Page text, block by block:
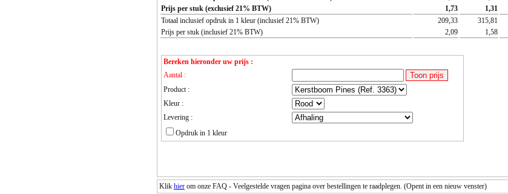
Prijs per stuk (exclusief 21% BTW)
1,73 1,31
Totaal inclusief opdruk in 1 kleur (inclusief 21% BTW)
209,33 315,81
Prijs per stuk (inclusief 21% BTW)
2,09 1,58
Bereken hieronder uw prijs :
Aantal :
Product :
Kleur :
Levering :
Opdruk in 1 kleur
Klik hier om onze FAQ - Veelgestelde vragen pagina over bestellingen te raadplegen. (Opent in een nieuw venster)